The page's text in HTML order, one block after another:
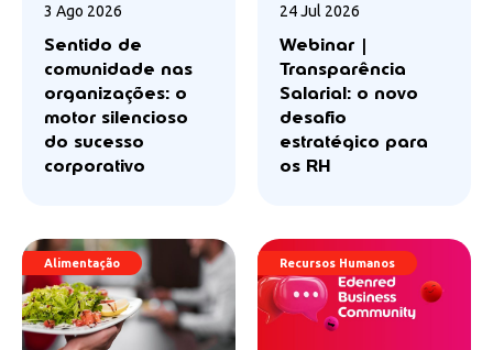
3 Ago 2026
Sentido de
comunidade nas
organizações: o
motor silencioso
do sucesso
corporativo
24 Jul 2026
Webinar |
Transparência
Salarial: o novo
desafio
estratégico para
os RH
Alimentação Recursos Humanos